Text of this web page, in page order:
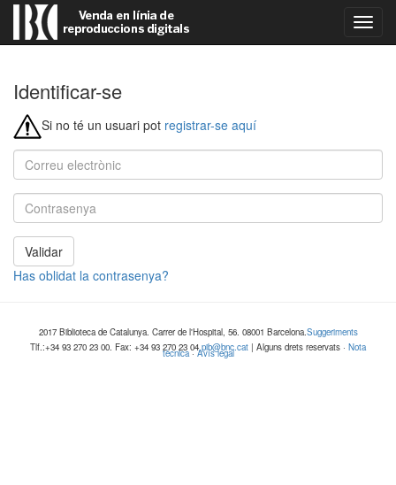
Identificar-se
Si no té un usuari pot registrar-se aquí
Validar
Has oblidat la contrasenya?
2017 Biblioteca de Catalunya. Carrer de l'Hospital, 56. 08001 Barcelona.Suggeriments
Tlf.:+34 93 270 23 00. Fax: +34 93 270 23 04pib@bnc.cat | Alguns drets reservats · Nota
tècnica· Avís legal